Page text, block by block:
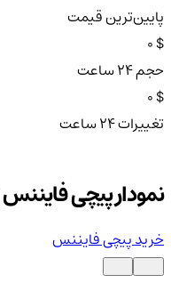
پایین‌ترین قیمت
$ 0
حجم ۲۴ ساعت
$ 0
تغییرات ۲۴ ساعت
نمودار پیچی فایننس (PCH)
خرید پیچی فایننس